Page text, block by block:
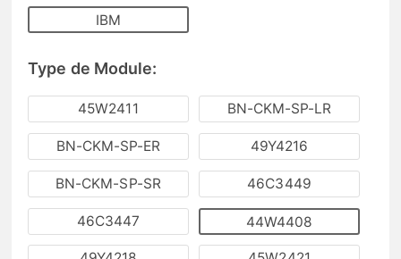
IBM
Type de Module:
45W2411 BN-CKM-SP-LR
BN-CKM-SP-ER 49Y4216
BN-CKM-SP-SR 46C3449
46C3447 44W4408